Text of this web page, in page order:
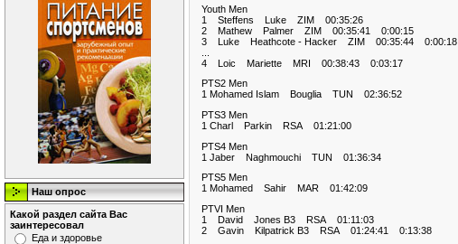
Наш опрос
Какой раздел сайта Вас
заинтересовал
Еда и здоровье
Youth Men
1 Steffens Luke ZIM 00:35:26
2 Mathew Palmer ZIM 00:35:41 0:00:15
3 Luke Heathcote - Hacker ZIM 00:35:44 0:00:18
4 Loic Mariette MRI 00:38:43 0:03:17
PTS2 Men
1 Mohamed Islam Bouglia TUN 02:36:52
PTS3 Men
1 Charl Parkin RSA 01:21:00
PTS4 Men
1 Jaber Naghmouchi TUN 01:36:34
PTS5 Men
1 Mohamed Sahir MAR 01:42:09
PTVI Men
1 David Jones B3 RSA 01:11:03
2 Gavin Kilpatrick B3 RSA 01:24:41 0:13:38